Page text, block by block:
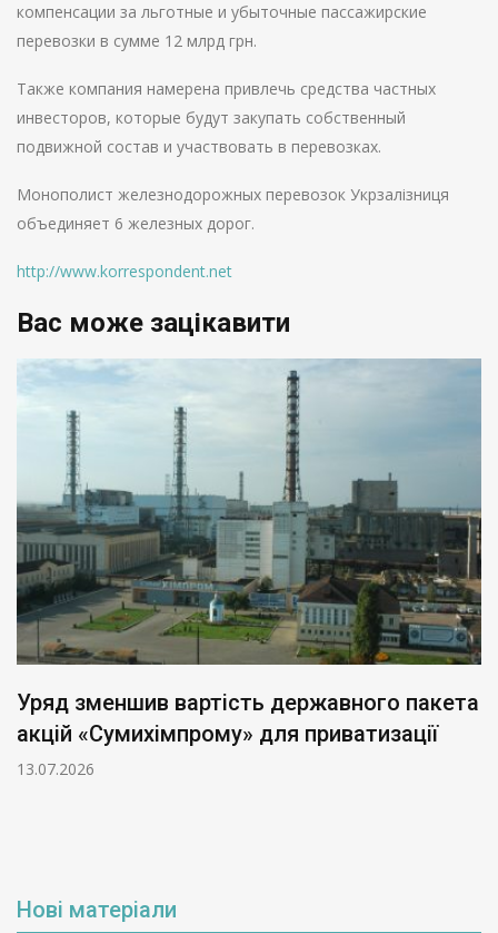
компенсации за льготные и убыточные пассажирские
перевозки в сумме 12 млрд грн.
Также компания намерена привлечь средства частных
инвесторов, которые будут закупать собственный
подвижной состав и участвовать в перевозках.
Монополист железнодорожных перевозок Укрзалізниця
объединяет 6 железных дорог.
http://www.korrespondent.net
Вас може зацікавити
Уряд зменшив вартість державного пакета
акцій «Сумихімпрому» для приватизації
13.07.2026
Нові матеріали